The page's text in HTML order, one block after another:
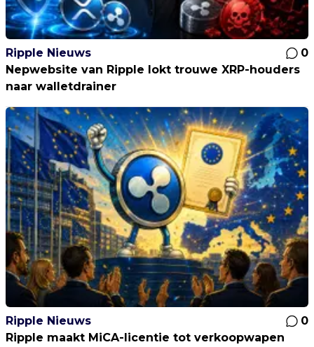
Ripple Nieuws
0
Nepwebsite van Ripple lokt trouwe XRP-houders
naar walletdrainer
Ripple Nieuws
0
Ripple maakt MiCA-licentie tot verkoopwapen